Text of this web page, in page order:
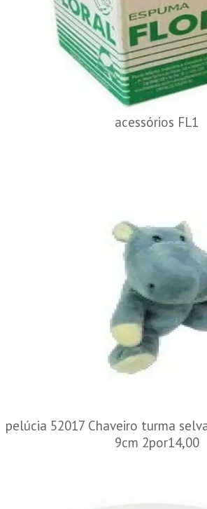
acessórios FL1
pelúcia 52017 Chaveiro turma
9cm 2por14,00